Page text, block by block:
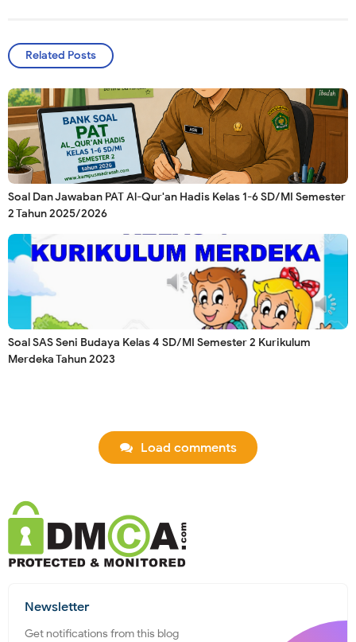
Related Posts
Soal Dan Jawaban PAT Al-Qur'an Hadis Kelas 1-6 SD/MI Semester
2 Tahun 2025/2026
Soal SAS Seni Budaya Kelas 4 SD/MI Semester 2 Kurikulum
Merdeka Tahun 2023
Load comments
Newsletter
Get notifications from this blog